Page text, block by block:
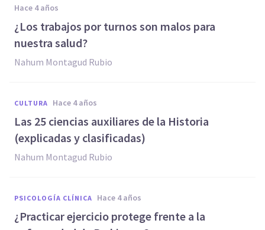
hace 4 años
¿Los trabajos por turnos son malos para
nuestra salud?
Nahum Montagud Rubio
CULTURA hace 4 años
Las 25 ciencias auxiliares de la Historia
(explicadas y clasificadas)
Nahum Montagud Rubio
PSICOLOGÍA CLÍNICA hace 4 años
¿Practicar ejercicio protege frente a la